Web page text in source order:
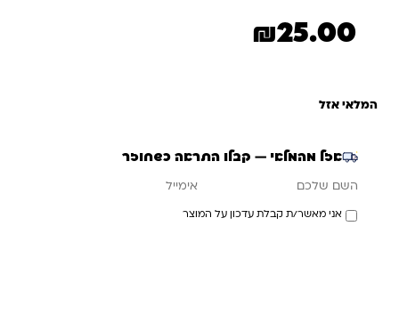
₪25.00
המלאי אזל
אזל מהמלאי — קבלו התראה כשחוזר
אני מאשר/ת קבלת עדכון על המוצר